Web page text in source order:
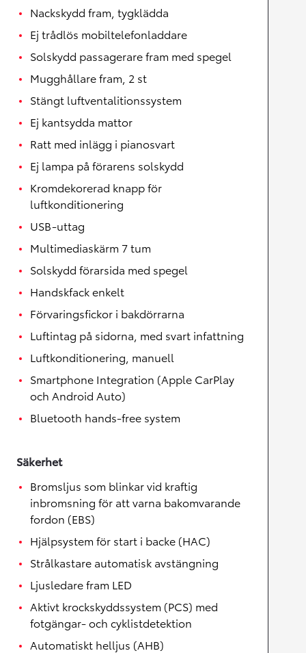
Nackskydd fram, tygklädda
Ej trådlös mobiltelefonladdare
Solskydd passagerare fram med spegel
Mugghållare fram, 2 st
Stängt luftventalitionssystem
Ej kantsydda mattor
Ratt med inlägg i pianosvart
Ej lampa på förarens solskydd
Kromdekorerad knapp för
luftkonditionering
USB-uttag
Multimediaskärm 7 tum
Solskydd förarsida med spegel
Handskfack enkelt
Förvaringsfickor i bakdörrarna
Luftintag på sidorna, med svart infattning
Luftkonditionering, manuell
Smartphone Integration (Apple CarPlay
och Android Auto)
Bluetooth hands-free system
Säkerhet
Bromsljus som blinkar vid kraftig
inbromsning för att varna bakomvarande
fordon (EBS)
Hjälpsystem för start i backe (HAC)
Strålkastare automatisk avstängning
Ljusledare fram LED
Aktivt krockskyddssystem (PCS) med
fotgängar- och cyklistdetektion
Automatiskt helljus (AHB)